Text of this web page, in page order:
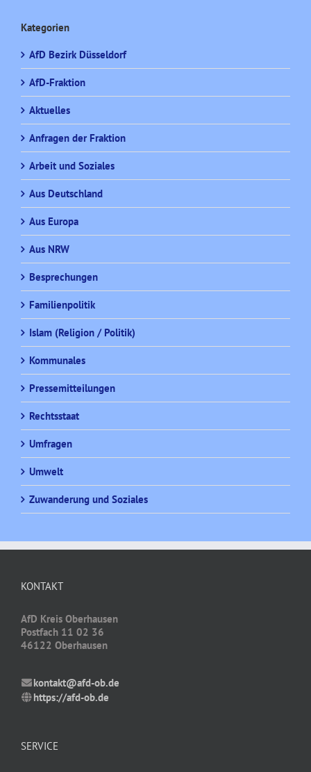
Kategorien
AfD Bezirk Düsseldorf
AfD-Fraktion
Aktuelles
Anfragen der Fraktion
Arbeit und Soziales
Aus Deutschland
Aus Europa
Aus NRW
Besprechungen
Familienpolitik
Islam (Religion / Politik)
Kommunales
Pressemitteilungen
Rechtsstaat
Umfragen
Umwelt
Zuwanderung und Soziales
KONTAKT
AfD Kreis Oberhausen
Postfach 11 02 36
46122 Oberhausen
kontakt@afd-ob.de
https://afd-ob.de
SERVICE